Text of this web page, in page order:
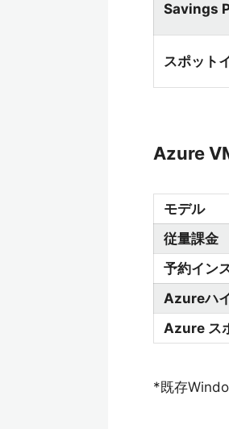
Savings
スポット
Azure
モデル
従量課金
予約イン
Azureハ
Azure ス
*既存